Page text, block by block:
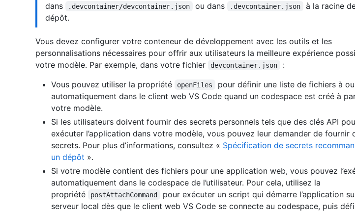
dans
.devcontainer/devcontainer.json ou dans .devcontainer.json
à la racine
dépôt.
Vous devez configurer votre conteneur de développement avec les outils et les
personnalisations nécessaires pour offrir aux utilisateurs la meilleure expérience
votre modèle. Par exemple, dans votre fichier
devcontainer.json
:
Vous pouvez utiliser la propriété
openFiles
pour définir une liste de fichiers à
automatiquement dans le client web VS Code quand un codespace est créé à
votre modèle.
Si les utilisateurs doivent fournir des secrets personnels tels que des clés API
exécuter l’application dans votre modèle, vous pouvez leur demander de fournir
secrets. Pour plus d’informations, consultez « Spécification de secrets
un dépôt ».
Si votre modèle contient des fichiers pour une application web, vous pouvez
automatiquement dans le codespace de l’utilisateur. Pour cela, utilisez la
propriété
postAttachCommand
pour exécuter un script qui démarre l’application
serveur local dès que le client web VS Code se connecte au codespace, puis